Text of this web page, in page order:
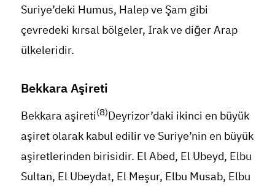
Suriye’deki Humus, Halep ve Şam gibi
çevredeki kırsal bölgeler, Irak ve diğer Arap
ülkeleridir.
Bekkara Aşireti
Bekkara aşireti(8)Deyrizor’daki ikinci en büyük
aşiret olarak kabul edilir ve Suriye’nin en büyük
aşiretlerinden birisidir. El Abed, El Ubeyd, Elbu
Sultan, El Ubeydat, El Meşur, Elbu Musab, Elbu